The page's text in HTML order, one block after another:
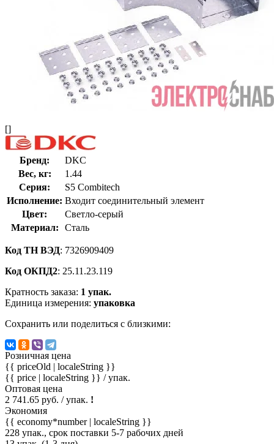
[]
Бренд:
DKC
Вес, кг:
1.44
Серия:
S5 Combitech
Исполнение: Входит соединительный элемент
Цвет:
Светло-серый
Материал:
Сталь
Код ТН ВЭД: 7326909409
Код ОКПД2: 25.11.23.119
Кратность заказа: 1 упак.
Единица измерения: упаковка
Сохранить или поделиться с близкими:
Розничная цена
{{ priceOld | localeString }}
{{ price | localeString }} / упак.
Оптовая цена
2 741.65 руб. / упак. !
Экономия
{{ economy*number | localeString }}
228 упак., срок поставки 5-7 рабочих дней